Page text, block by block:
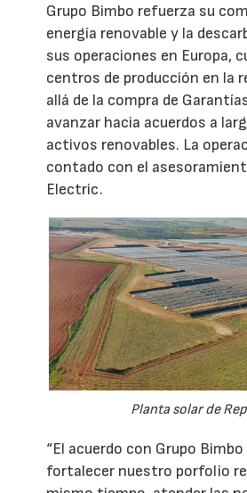
Grupo Bimbo refuerza su
energía renovable y la
sus operaciones en Europa,
centros de producción en la
allá de la compra de
avanzar hacia acuerdos a
activos renovables. La
contado con el
Electric.
Planta solar de
“El acuerdo con Grupo
fortalecer nuestro porfolio